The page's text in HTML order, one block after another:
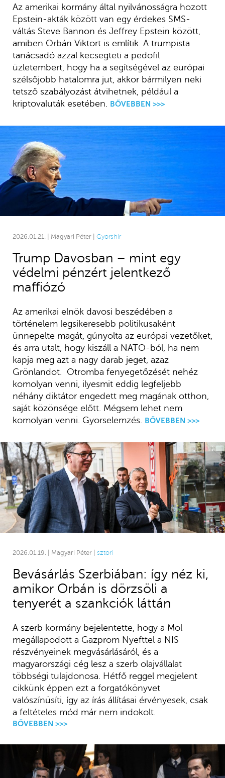
Az amerikai kormány által nyilvánosságra hozott
Epstein-akták között van egy érdekes SMS-
váltás Steve Bannon és Jeffrey Epstein között,
amiben Orbán Viktort is említik. A trumpista
tanácsadó azzal kecsegteti a pedofil
üzletembert, hogy ha a segítségével az európai
szélsőjobb hatalomra jut, akkor bármilyen neki
tetsző szabályozást átvihetnek, például a
kriptovaluták esetében.
BŐVEBBEN >>>
2026.01.21. | Magyari Péter | Gyorshír
Trump Davosban – mint egy
védelmi pénzért jelentkező
maffiózó
Az amerikai elnök davosi beszédében a
történelem legsikeresebb politikusaként
ünnepelte magát, gúnyolta az európai vezetőket,
és arra utalt, hogy kiszáll a NATO-ból, ha nem
kapja meg azt a nagy darab jeget, azaz
Grönlandot. Otromba fenyegetőzését nehéz
komolyan venni, ilyesmit eddig legfeljebb
néhány diktátor engedett meg magának otthon,
saját közönsége előtt. Mégsem lehet nem
komolyan venni. Gyorselemzés.
BŐVEBBEN >>>
2026.01.19. | Magyari Péter | sztori
Bevásárlás Szerbiában: így néz ki,
amikor Orbán is dörzsöli a
tenyerét a szankciók láttán
A szerb kormány bejelentette, hogy a Mol
megállapodott a Gazprom Nyefttel a NIS
részvényeinek megvásárlásáról, és a
magyarországi cég lesz a szerb olajvállalat
többségi tulajdonosa. Hétfő reggel megjelent
cikkünk éppen ezt a forgatókönyvet
valószínüsíti, így az írás állításai érvényesek, csak
a feltételes mód már nem indokolt.
BŐVEBBEN >>>